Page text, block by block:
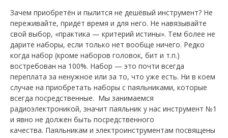
Зачем приобретён и пылится не дешёвый инструмент? Не
переживайте, придёт время и для него. Не навязывайте
свой выбор, «практика — критерий истины». Тем более не
дарите наборы, если только нет вообще ничего. Редко
когда набор (кроме наборов головок, бит и т.п.)
востребован на 100%. Набор — это почти всегда
переплата за ненужное или за то, что уже есть. Ни в коем
случае на приобретать наборы с паяльниками, которые
всегда посредственные. Мы занимаемся
радиоэлектроникой, значит паяльник у нас инструмент №1
и явно не должен быть посредственного
качества. Паяльникам и электроинструментам посвящены